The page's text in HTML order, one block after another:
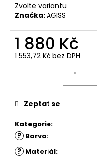
Zvolte variantu
Značka:AGISS
1 880 Kč
1 553,72 Kč bez DPH
Kategorie:
? Barva:
? Materiál:
Zeptat se
u
u
e
ŠATY
3/4
RUKÁVEM